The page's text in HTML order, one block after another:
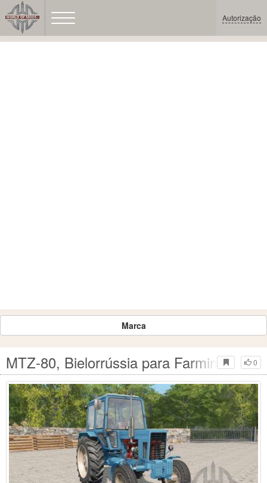
Autorização
Marca
0
MTZ-80, Bielorrússia para Farming